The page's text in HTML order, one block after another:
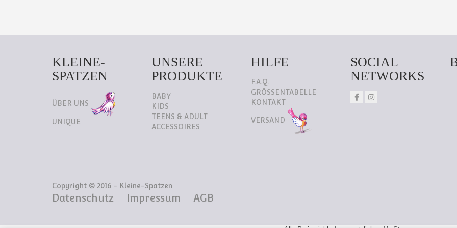
KLEINE-
SPATZEN
ÜBER UNS
UNIQUE
UNSERE
PRODUKTE
BABY
KIDS
TEENS & ADULT
ACCESSOIRES
HILFE
F.A.Q.
GRÖSSENTABELLE
KONTAKT
VERSAND
SOCIAL
NETWORKS
Copyright © 2016 - Kleine-Spatzen
Datenschutz Impressum AGB